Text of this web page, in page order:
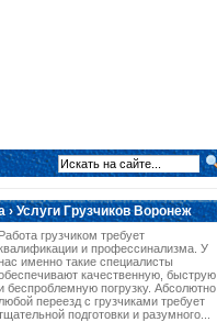
› Услуги Грузчиков Воронеж
Работа грузчиком требует
и профессинализма. У
именно такие специалисты
качественную, быструю
беспроблемную погрузку. Абсолютно
любой переезд с грузчиками требует
подготовки и разумного...